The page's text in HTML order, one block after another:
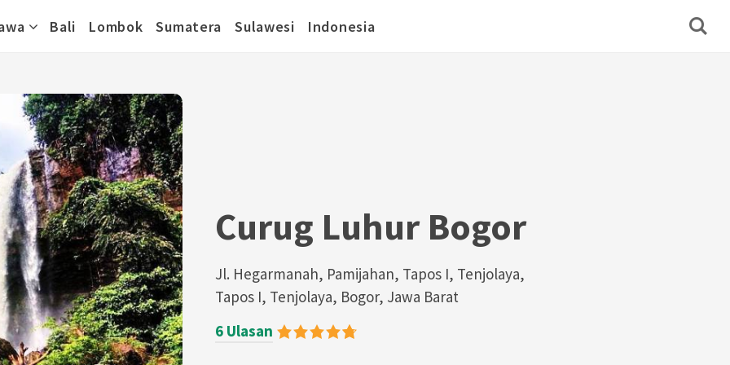
Bali Lombok Sumatera Sulawesi Indonesia
Curug Luhur Bogor
Jl. Hegarmanah, Pamijahan, Tapos I, Tenjolaya,
Tapos I, Tenjolaya, Bogor, Jawa Barat
6 Ulasan